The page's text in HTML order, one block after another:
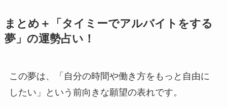
まとめ＋「タイミーでアルバイトをする
夢」の運勢占い！
この夢は、「自分の時間や働き方をもっと自由に
したい」という前向きな願望の表れです。